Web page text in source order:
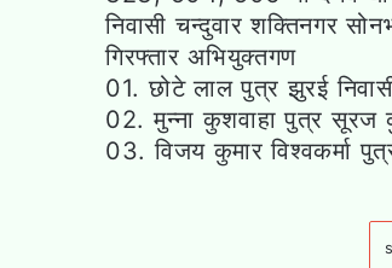
निवासी चन्दुवार शक्तिनगर
गिरफ्तार अभियुक्तगण
01. छोटे लाल पुत्र झुरई
02. मुन्ना कुशवाहा पुत्र सूरज
03. विजय कुमार विश्वकर्मा